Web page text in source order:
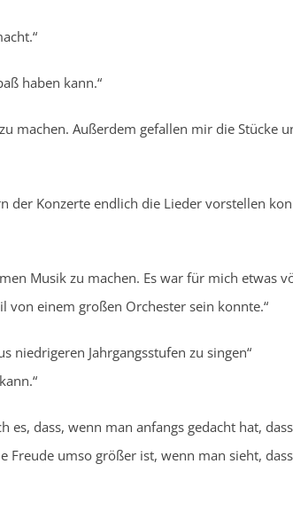
haben kann.“
machen. Außerdem gefallen mir die Stücke
der Konzerte endlich die Lieder vorstellen
Musik zu machen. Es war für mich etwas
einem großen Orchester sein konnte.“
niedrigeren Jahrgangsstufen zu singen“
es, dass, wenn man anfangs gedacht hat,
Freude umso größer ist, wenn man sieht,